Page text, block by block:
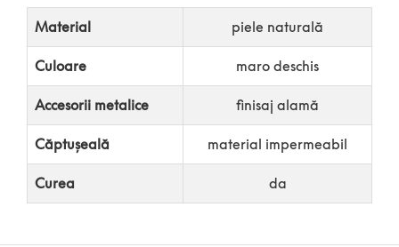
Material piele naturală
Culoare maro deschis
Accesorii metalice finisaj alamă
Căptușeală material impermeabil
Curea da